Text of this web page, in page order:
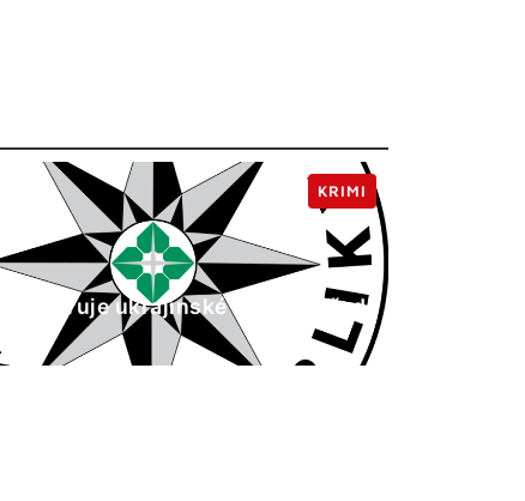
ČR varuje ukrajinské občany před
KRIMI